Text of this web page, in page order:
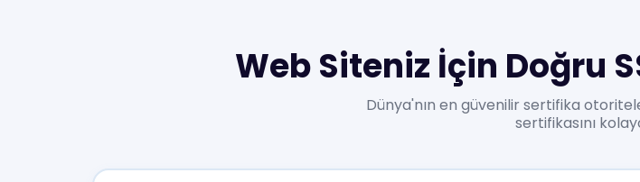
Web Siteniz İçin Doğru
Dünya'nın en güvenilir sertifika
sertifikasını